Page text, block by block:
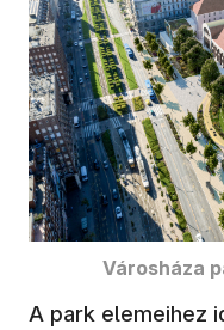
Városháza
A park elemeihez